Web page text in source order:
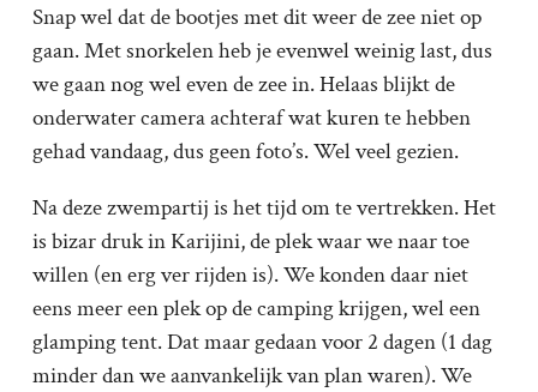
Snap wel dat de bootjes met dit weer de zee niet op
gaan. Met snorkelen heb je evenwel weinig last, dus
we gaan nog wel even de zee in. Helaas blijkt de
onderwater camera achteraf wat kuren te hebben
gehad vandaag, dus geen foto’s. Wel veel gezien.
Na deze zwempartij is het tijd om te vertrekken. Het
is bizar druk in Karijini, de plek waar we naar toe
willen (en erg ver rijden is). We konden daar niet
eens meer een plek op de camping krijgen, wel een
glamping tent. Dat maar gedaan voor 2 dagen (1 dag
minder dan we aanvankelijk van plan waren). We